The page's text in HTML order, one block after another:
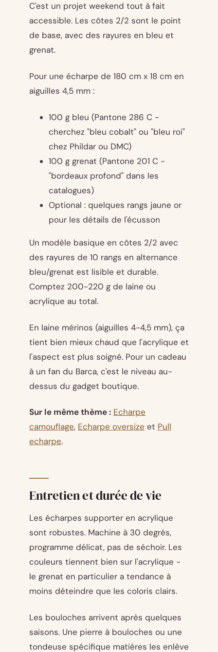
C'est un projet weekend tout à fait
accessible. Les côtes 2/2 sont le point
de base, avec des rayures en bleu et
grenat.
Pour une écharpe de 180 cm x 18 cm en
aiguilles 4,5 mm :
100 g bleu (Pantone 286 C -
cherchez "bleu cobalt" ou "bleu roi"
chez Phildar ou DMC)
100 g grenat (Pantone 201 C -
"bordeaux profond" dans les
catalogues)
Optional : quelques rangs jaune or
pour les détails de l'écusson
Un modèle basique en côtes 2/2 avec
des rayures de 10 rangs en alternance
bleu/grenat est lisible et durable.
Comptez 200-220 g de laine ou
acrylique au total.
En laine mérinos (aiguilles 4-4,5 mm), ça
tient bien mieux chaud que l'acrylique et
l'aspect est plus soigné. Pour un cadeau
à un fan du Barca, c'est le niveau au-
dessus du gadget boutique.
Sur le même thème : Echarpe
camouflage, Echarpe oversize et Pull
echarpe.
Entretien et durée de vie
Les écharpes supporter en acrylique
sont robustes. Machine à 30 degrés,
programme délicat, pas de séchoir. Les
couleurs tiennent bien sur l'acrylique -
le grenat en particulier a tendance à
moins déteindre que les coloris clairs.
Les bouloches arrivent après quelques
saisons. Une pierre à bouloches ou une
tondeuse spécifique matières les enlève